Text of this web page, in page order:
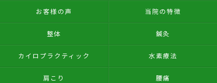
お客様の声 当院の特徴
整体 鍼灸
カイロプラクティック 水素療法
肩こり 腰痛